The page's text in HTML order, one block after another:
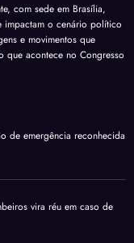
com sede em Brasília,
impactam o cenário político
e movimentos que
acontece no Congresso
de emergência reconhecida
vira réu em caso de